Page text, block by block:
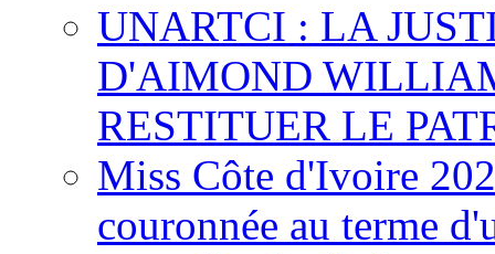
UNARTCI : LA
D'AIMOND
RESTITUER LE
Miss Côte d'Ivoire
couronnée au terme